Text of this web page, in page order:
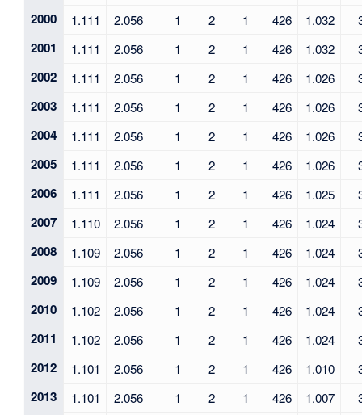
2000 1.111 2.056 1 2 1 426 1.032
2001 1.111 2.056 1 2 1 426 1.032
2002 1.111 2.056 1 2 1 426 1.026
2003 1.111 2.056 1 2 1 426 1.026
2004 1.111 2.056 1 2 1 426 1.026
2005 1.111 2.056 1 2 1 426 1.026
2006 1.111 2.056 1 2 1 426 1.025
2007 1.110 2.056 1 2 1 426 1.024
2008 1.109 2.056 1 2 1 426 1.024
2009 1.109 2.056 1 2 1 426 1.024
2010 1.102 2.056 1 2 1 426 1.024
2011 1.102 2.056 1 2 1 426 1.024
2012 1.101 2.056 1 2 1 426 1.010
2013 1.101 2.056 1 2 1 426 1.007